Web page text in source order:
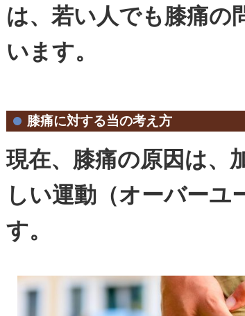
は、若い人でも膝痛の
います。
膝痛に対する当の考え方
現在、膝痛の原因は、
しい運動（オーバーユ
す。